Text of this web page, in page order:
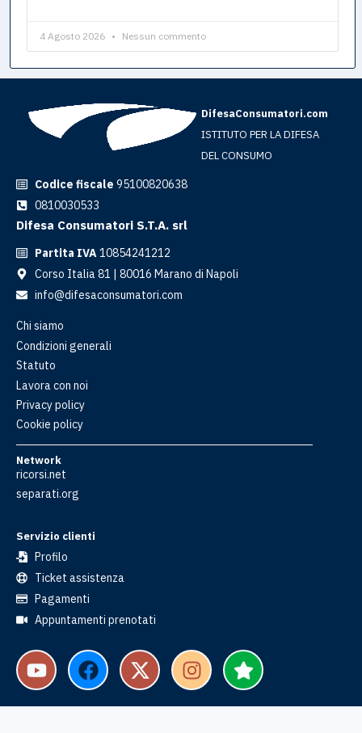
4 Agosto 2026 Nessun commento
DifesaConsumatori.com
ISTITUTO PER LA DIFESA
DEL CONSUMO
Codice fiscale 95100820638
0810030533
Difesa Consumatori S.T.A. srl
Partita IVA10854241212
Corso Italia 81 | 80016 Marano di Napoli
info@difesaconsumatori.com
Chi siamo
Condizioni generali
Statuto
Lavora con noi
Privacy policy
Cookie policy
Network
ricorsi.net
separati.org
Servizio clienti
Profilo
Ticket assistenza
Pagamenti
Appuntamenti prenotati